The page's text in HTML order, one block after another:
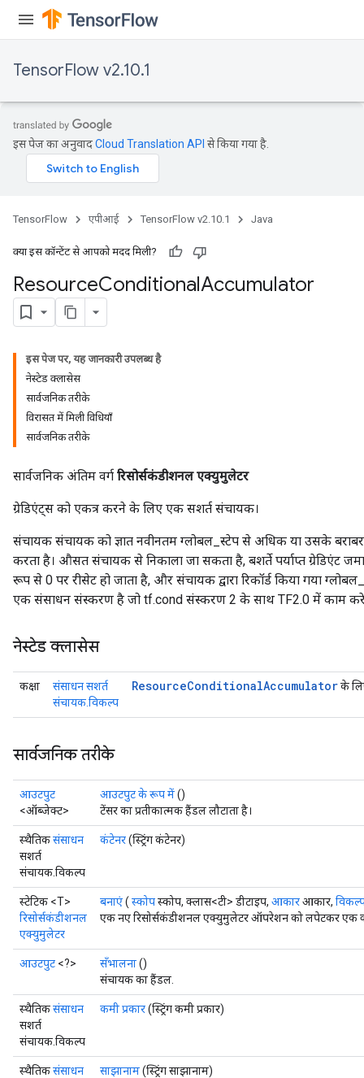
TensorFlow v2.10.1
इस पेज का अनुवादCloud Translation API से किया गया है.
TensorFlow एपीआई TensorFlow v2.10.1 Java
क्या इस कॉन्टेंट से आपको मदद मिली?
ResourceConditionalAccumulator
इस पेज पर, यह जानकारी उपलब्ध है
नेस्टेड क्लासेस
सार्वजनिक तरीके
विरासत में मिली विधियाँ
सार्वजनिक तरीके
सार्वजनिक अंतिम वर्ग रिसोर्सकंडीशनल एक्युमुलेटर
ग्रेडिएंट्स को एकत्र करने के लिए एक सशर्त संचायक।
संचायक संचायक को ज्ञात नवीनतम ग्लोबल_स्टेप से अधिक या उसके बराबर
करता है। औसत संचायक से निकाला जा सकता है, बशर्ते पर्याप्त ग्रेडिएंट
रूप से 0 पर रीसेट हो जाता है, और संचायक द्वारा रिकॉर्ड किया गया
एक संसाधन संस्करण है जो tf.cond संस्करण 2 के साथ TF2.0 में काम
नेस्टेड क्लासेस
कक्षा
संसाधन सशर्त
संचायक.विकल्प
ResourceConditionalAccumulatorके
सार्वजनिक तरीके
आउटपुट
<ऑब्जेक्ट>
आउटपुट के रूप में()
टेंसर का प्रतीकात्मक हैंडल लौटाता है।
स्थैतिकसंसाधन
सशर्त
संचायक.विकल्प
कंटेनर(स्ट्रिंग कंटेनर)
स्टेटिक <T>
रिसोर्सकंडीशनल
एक्युमुलेटर
बनाएं( स्कोपस्कोप, क्लास<टी> डीटाइप, आकारआकार,
एक नए रिसोर्सकंडीशनल एक्युमुलेटर ऑपरेशन को लपेटकर एक
आउटपुट <?> सँभालना()
संचायक का हैंडल.
स्थैतिकसंसाधन
सशर्त
संचायक.विकल्प
कमी प्रकार(स्ट्रिंग कमी प्रकार)
स्थैतिकसंसाधन
साझानाम(स्ट्रिंग साझानाम)